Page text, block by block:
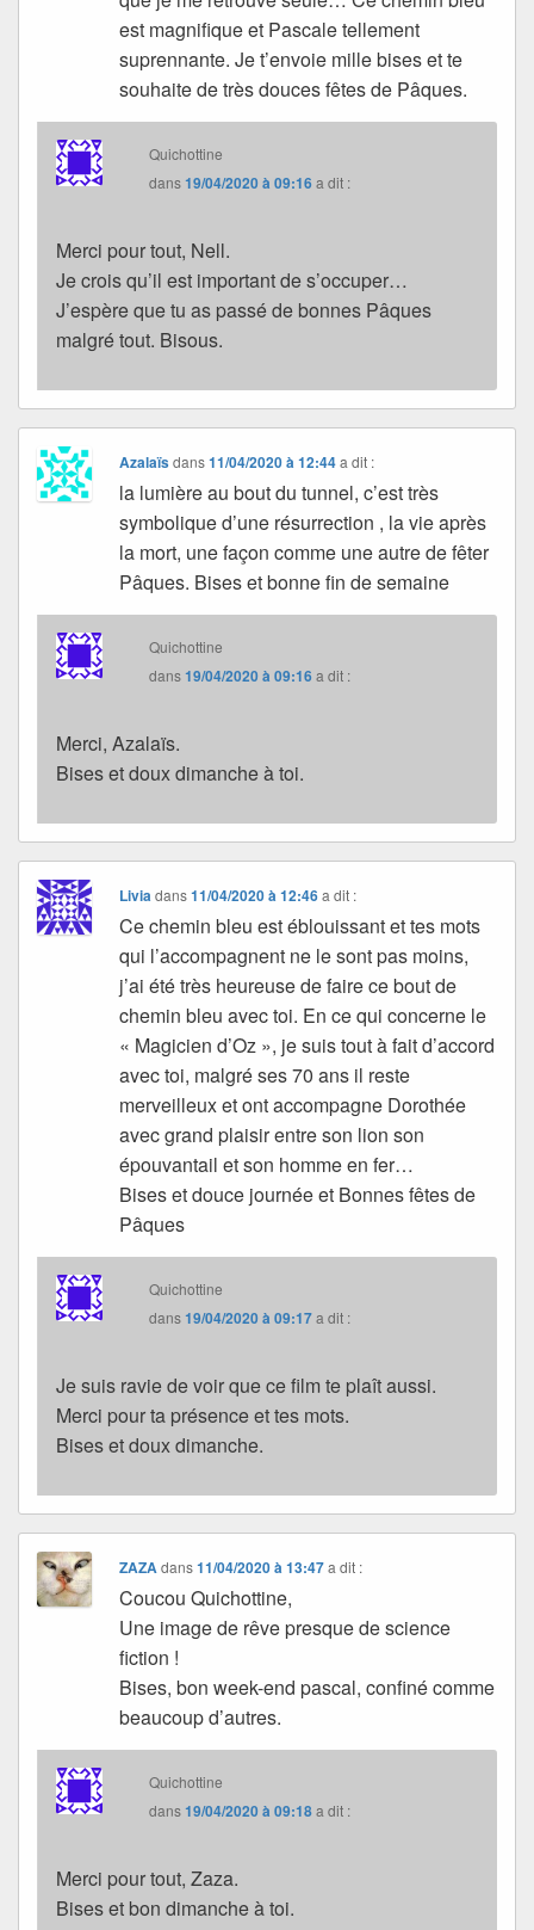
est magnifique et Pascale tellement
suprennante. Je t’envoie mille bises et te
souhaite de très douces fêtes de Pâques.
Quichottine
dans19/04/2020 à 09:16a dit :
Merci pour tout, Nell.
Je crois qu’il est important de s’occuper…
J’espère que tu as passé de bonnes Pâques
malgré tout. Bisous.
Azalaïsdans11/04/2020 à 12:44 a dit :
la lumière au bout du tunnel, c’est très
symbolique d’une résurrection , la vie après
la mort, une façon comme une autre de fêter
Pâques. Bises et bonne fin de semaine
Quichottine
dans19/04/2020 à 09:16a dit :
Merci, Azalaïs.
Bises et doux dimanche à toi.
Liviadans11/04/2020 à 12:46 a dit :
Ce chemin bleu est éblouissant et tes mots
qui l’accompagnent ne le sont pas moins,
j’ai été très heureuse de faire ce bout de
chemin bleu avec toi. En ce qui concerne le
« Magicien d’Oz », je suis tout à fait d’accord
avec toi, malgré ses 70 ans il reste
merveilleux et ont accompagne Dorothée
avec grand plaisir entre son lion son
épouvantail et son homme en fer…
Bises et douce journée et Bonnes fêtes de
Pâques
Quichottine
dans19/04/2020 à 09:17a dit :
Je suis ravie de voir que ce film te plaît aussi.
Merci pour ta présence et tes mots.
Bises et doux dimanche.
ZAZAdans11/04/2020 à 13:47 a dit :
Coucou Quichottine,
Une image de rêve presque de science
fiction !
Bises, bon week-end pascal, confiné comme
beaucoup d’autres.
Quichottine
dans19/04/2020 à 09:18a dit :
Merci pour tout, Zaza.
Bises et bon dimanche à toi.